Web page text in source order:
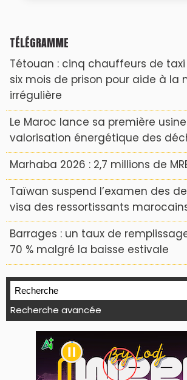
TÉLÉGRAMME
Tétouan : cinq chauffeurs de
six mois de prison pour aide à la
irrégulière
Le Maroc lance sa première
valorisation énergétique des
Marhaba 2026 : 2,7 millions de
Taïwan suspend l’examen des
visa des ressortissants
Barrages : un taux de
70 % malgré la baisse estivale
Recherche avancée